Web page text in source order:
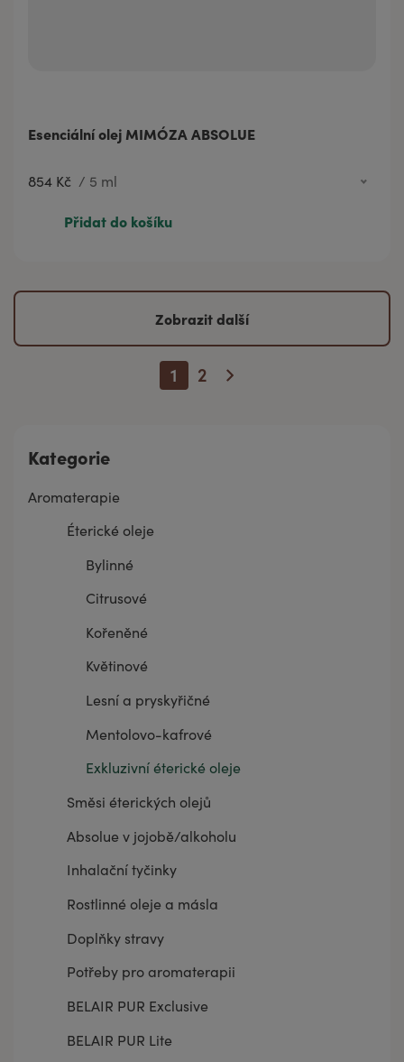
Esenciální olej MIMÓZA ABSOLUE
854 Kč / 5 ml
405 Kč
2 ml
Přidat do košíku
Zobrazit další
1 2
Kategorie
Aromaterapie
Éterické oleje
Bylinné
Citrusové
Kořeněné
Květinové
Lesní a pryskyřičné
Mentolovo-kafrové
Exkluzivní éterické oleje
Směsi éterických olejů
Absolue v jojobě/alkoholu
Inhalační tyčinky
Rostlinné oleje a másla
Doplňky stravy
Potřeby pro aromaterapii
BELAIR PUR Exclusive
BELAIR PUR Lite